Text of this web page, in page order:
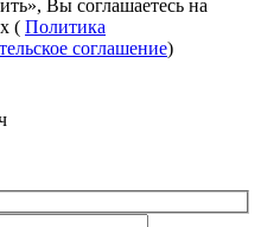
Вы соглашаетесь на
( Политика
соглашение)